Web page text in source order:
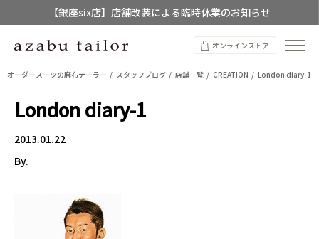
【店舗限定】レディースオーダースーツ
8/12~8/16 夏季休業のお知らせオンラインストア
オーダースーツの麻布テーラー スタッフブログ 店舗一覧 CREATION London diary-1
London diary-1
2013.01.22
By.